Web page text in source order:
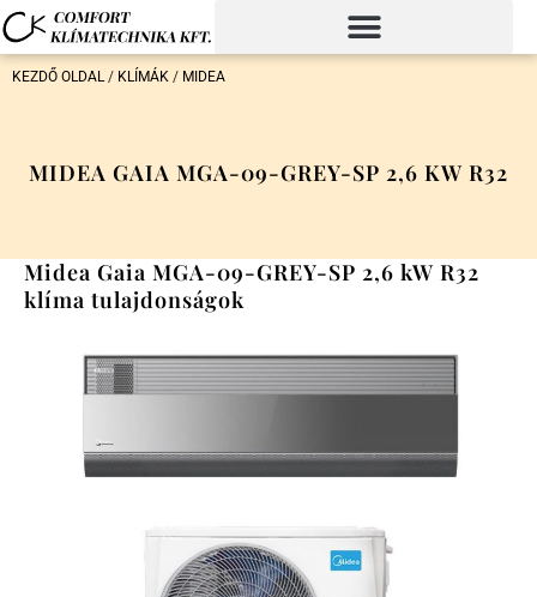
KEZDŐ OLDAL/ KLÍMÁK / MIDEA
MIDEA GAIA MGA-09-GREY-SP 2,6 KW R32
Midea Gaia MGA-09-GREY-SP 2,6 kW R32
klíma tulajdonságok